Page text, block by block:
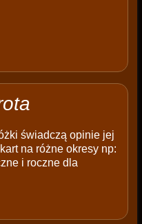
świadczą opinie jej
na różne okresy np:
i roczne dla